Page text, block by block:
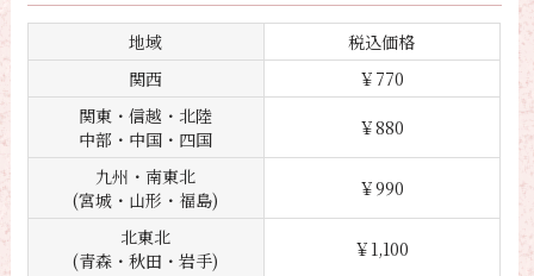
地域
税込価格
関西
￥770
関東・信越・北陸
中部・中国・四国
￥880
九州・南東北
(宮城・山形・福島)
￥990
北東北
(青森・秋田・岩手)
￥1,100